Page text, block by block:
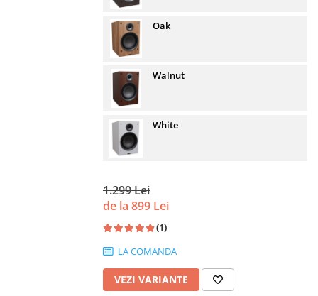
Oak
Walnut
White
1.299 Lei
de la 899 Lei
(1)
LA COMANDA
VEZI VARIANTE